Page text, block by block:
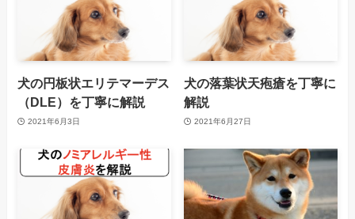
犬の円板状エリテマーデス
（DLE）を丁寧に解説
2021年6月3日
犬の落葉状天疱瘡を丁寧に
解説
2021年6月27日